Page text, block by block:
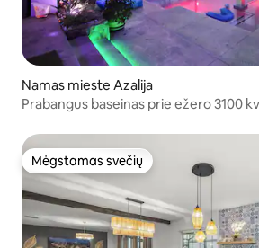
Namas mieste Azalija
Prabangus baseinas prie ežero 3100
Mėgstamas svečių
Mėgstamas svečių